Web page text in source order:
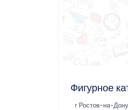
Фигурное
г Ростов-на-